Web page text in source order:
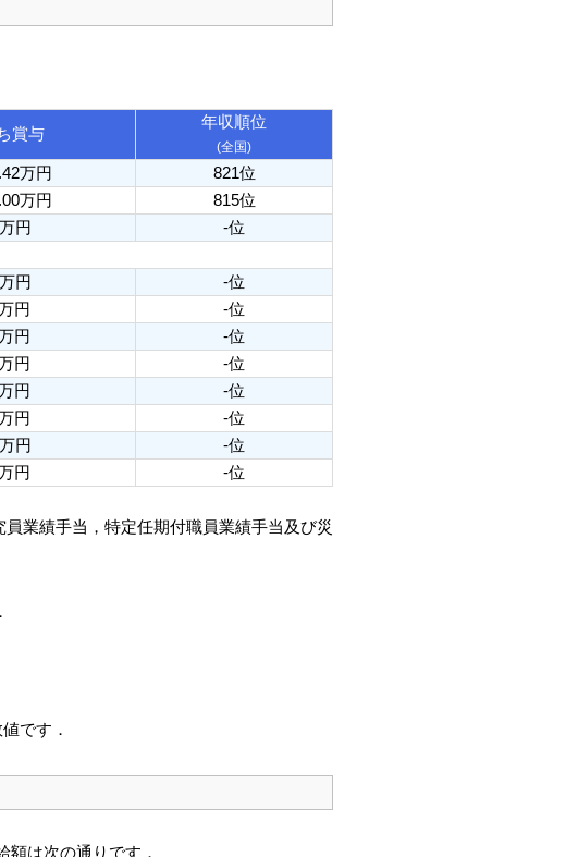
賞与
年収順位
(全国)
万円
821位
万円
815位
円
-位
円 -位
円 -位
円 -位
円 -位
円 -位
円 -位
円 -位
円 -位
業績手当，特定任期付職員業績手当及び災
です．
額は次の通りです．